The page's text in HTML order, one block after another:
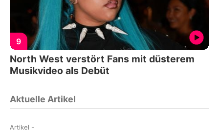
9
North West verstört Fans mit düsterem
Musikvideo als Debüt
Aktuelle Artikel
Artikel -